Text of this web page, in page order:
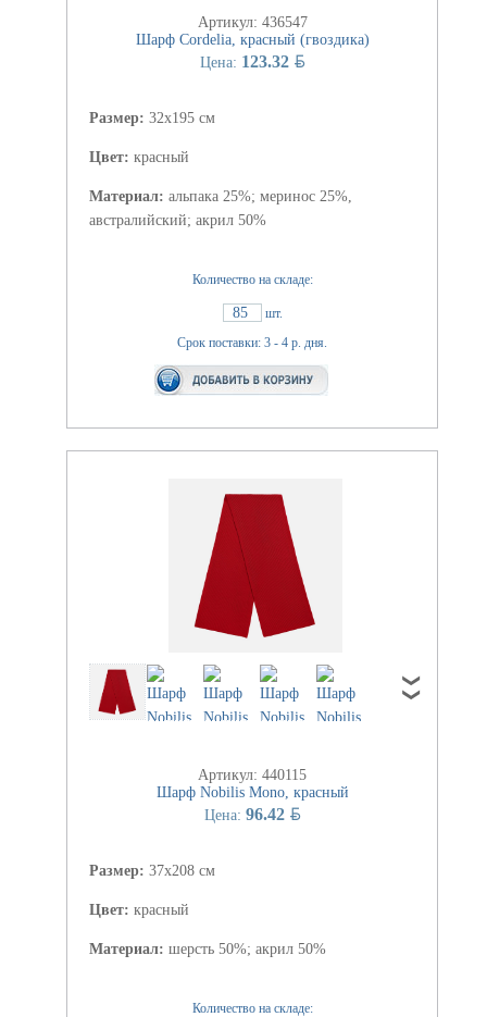
Артикул: 436547
Шарф Cordelia, красный (гвоздика)
Цена: 123.32 BYN
Размер: 32х195 см
Цвет: красный
Материал: альпака 25%; меринос 25%,
австралийский; акрил 50%
Количество на складе:
85
шт.
Срок поставки: 3 - 4 р. дня.
Артикул: 440115
Шарф Nobilis Mono, красный
Цена: 96.42 BYN
Размер: 37х208 см
Цвет: красный
Материал: шерсть 50%; акрил 50%
Количество на складе: